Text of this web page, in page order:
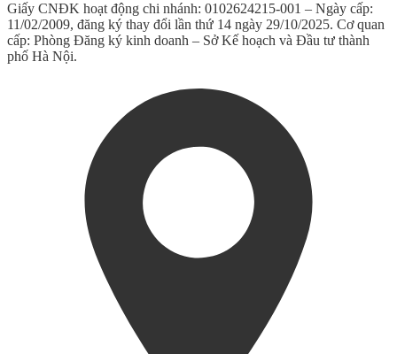
Giấy CNĐK hoạt động chi nhánh: 0102624215-001 – Ngày cấp:
11/02/2009, đăng ký thay đổi lần thứ 14 ngày 29/10/2025. Cơ quan
cấp: Phòng Đăng ký kinh doanh – Sở Kế hoạch và Đầu tư thành
phố Hà Nội.